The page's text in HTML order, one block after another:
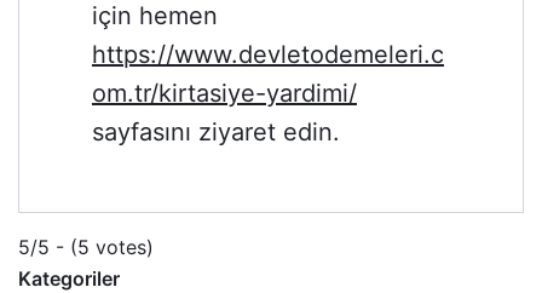
için hemen
https://www.devletodemeleri.c
om.tr/kirtasiye-yardimi/
sayfasını ziyaret edin.
5/5 - (5 votes)
Kategoriler